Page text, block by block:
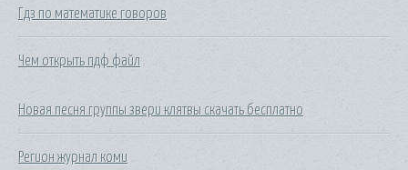
Гдз по математике говоров
Чем открыть пдф файл
Новая песня группы звери клятвы скачать бесплатно
Регион журнал коми